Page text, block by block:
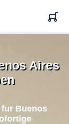
Aires
Buenos